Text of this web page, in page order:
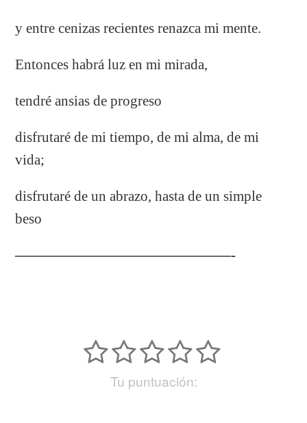
y entre cenizas recientes renazca mi mente.
Entonces habrá luz en mi mirada,
tendré ansias de progreso
disfrutaré de mi tiempo, de mi alma, de mi
vida;
disfrutaré de un abrazo, hasta de un simple
beso
———————————————-
Tu puntuación: